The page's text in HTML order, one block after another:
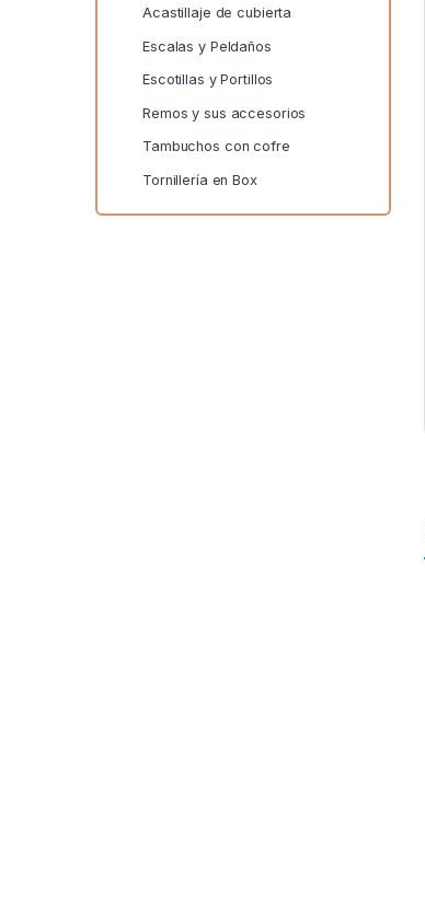
Acastillaje de cubierta
Escalas y Peldaños
Escotillas y Portillos
Remos y sus accesorios
Tambuchos con cofre
Tornillería en Box